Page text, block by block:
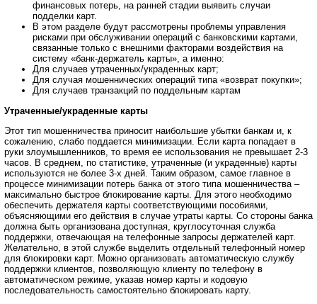
финансовых потерь, на ранней стадии выявить случаи
подделки карт.
В этом разделе будут рассмотрены проблемы управления
рисками при обслуживании операций с банковскими картами,
связанные только с внешними факторами воздействия на
систему «банк-держатель карты», а именно:
Для случаев утраченных/украденных карт;
Для случая мошеннических операций типа «возврат покупки»;
Для случаев транзакций по поддельным картам
Утраченные/украденные карты
Этот тип мошенничества приносит наибольшие убытки банкам и, к
сожалению, слабо поддается минимизации. Если карта попадает в
руки злоумышленников, то время ее использования не превышает 2-3
часов. В среднем, по статистике, утраченные (и украденные) карты
используются не более 3-х дней. Таким образом, самое главное в
процессе минимизации потерь банка от этого типа мошенничества –
максимально быстрое блокирование карты. Для этого необходимо
обеспечить держателя карты соответствующими пособиями,
объясняющими его действия в случае утраты карты. Со стороны банка
должна быть организована доступная, круглосуточная служба
поддержки, отвечающая на телефонные запросы держателей карт.
Желательно, в этой службе выделить отдельный телефонный номер
для блокировки карт. Можно организовать автоматическую службу
поддержки клиентов, позволяющую клиенту по телефону в
автоматическом режиме, указав номер карты и кодовую
последовательность самостоятельно блокировать карту.